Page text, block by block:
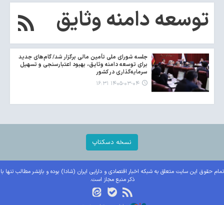
توسعه دامنه وثایق
جلسه شورای ملی تأمین مالی برگزار شد/ گام‌های جدید
برای توسعه دامنه وثایق، بهبود اعتبارسنجی و تسهیل
سرمایه‌گذاری در کشور
۱۴۰۵-۰۳-۰۴ ۱۶:۳۱
نسخه دسکتاپ
تمام حقوق این سایت متعلق به شبکه اخبار اقتصادی و دارایی ایران (شادا) بوده و بازنشر مطالب تنها با
ذکر منبع مجاز است.